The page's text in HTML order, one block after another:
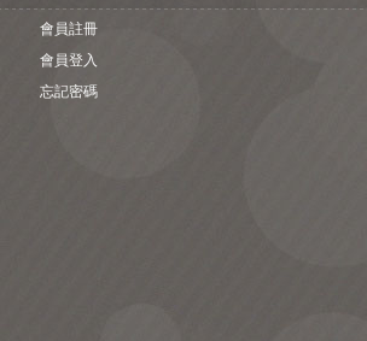
會員註冊
會員登入
忘記密碼